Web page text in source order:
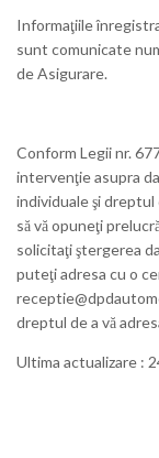
Informaţiile
sunt comunicate
de Asigurare.
Conform Legii nr.
intervenţie asupra
individuale şi
să vă opuneţi
solicitaţi ştergerea
puteţi adresa cu o
dreptul de a vă
Ultima actualizare :